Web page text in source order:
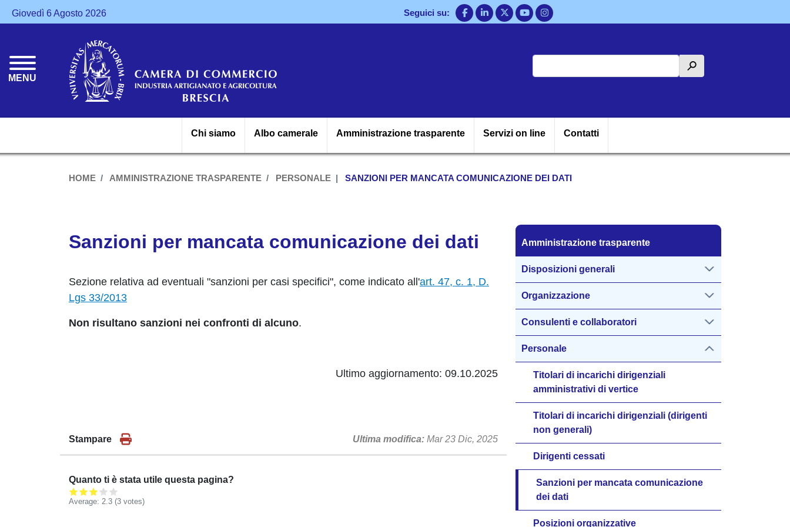
Salta
al
Giovedì 6 Agosto 2026 Seguici su:
MENU
h
Navigazione principale
Chi siamo Albo camerale Amministrazione trasparente Servizi on line Contatti
HOME AMMINISTRAZIONE TRASPARENTE PERSONALE SANZIONI PER MANCATA COMUNICAZIONE DEI DATI
Sanzioni per mancata comunicazione dei dati
Sezione relativa ad eventuali "sanzioni per casi specifici", come indicato all'art. 47, c. 1, D.
Lgs 33/2013
Non risultano sanzioni nei confronti di alcuno.
Ultimo aggiornamento: 09.10.2025
Stampare Ultima modifica Mar 23 Dic, 2025
Quanto ti è stata utile questa pagina?
Average: 2.3 (3 votes)
Amministrazione trasparente
Amministrazione trasparente
Disposizioni generali
Organizzazione
Consulenti e collaboratori
Personale
Titolari di incarichi dirigenziali
amministrativi di vertice
Titolari di incarichi dirigenziali (dirigenti
non generali)
Dirigenti cessati
Sanzioni per mancata comunicazione
dei dati
Posizioni organizzative